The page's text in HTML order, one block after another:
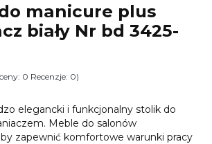
manicure plus
biały Nr bd 3425-
0 Recenzje: 0)
do sekcji Opinie
elegancki i funkcjonalny stolik do
Meble do salonów
zapewnić komfortowe warunki pracy